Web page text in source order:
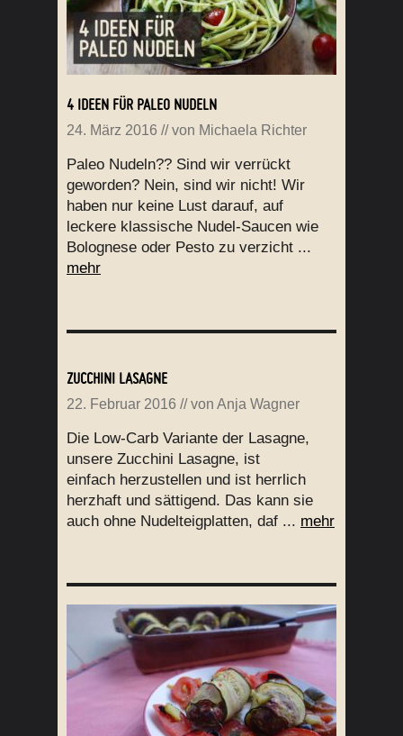
4 IDEEN FÜR PALEO NUDELN
24. März 2016 // von Michaela Richter
Paleo Nudeln?? Sind wir verrückt
geworden? Nein, sind wir nicht! Wir
haben nur keine Lust darauf, auf
leckere klassische Nudel-Saucen wie
Bolognese oder Pesto zu verzicht ...
mehr
ZUCCHINI LASAGNE
22. Februar 2016 // von Anja Wagner
Die Low-Carb Variante der Lasagne,
unsere Zucchini Lasagne, ist
einfach herzustellen und ist herrlich
herzhaft und sättigend. Das kann sie
auch ohne Nudelteigplatten, daf ... mehr